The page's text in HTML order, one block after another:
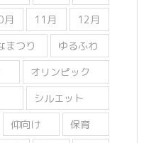
月 11月
12月
まつり
ゆるふわ
オリンピック
シルエット
仰向け
保育